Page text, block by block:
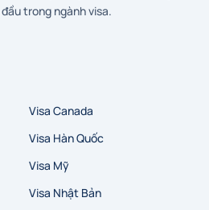
trong ngành visa.
Visa Canada
Visa Hàn Quốc
Visa Mỹ
Visa Nhật Bản